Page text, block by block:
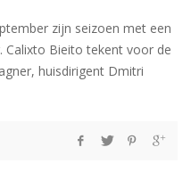
zijn seizoen met een
Calixto Bieito tekent voor de
huisdirigent Dmitri